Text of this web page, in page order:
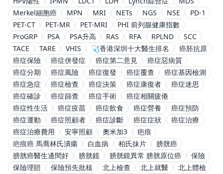
Merkel細胞癌
MPN MRI NETs NGS NSE
PD-1
PET-CT
PET-MR PET-MRI
PHI 前列腺健康指數
ProGRP
PSA PSA升高 RAS RFA RPLND
SCC
TACE
TARE VHIS 🩺香港深圳十大醫生排名
癌胚抗原
癌症保險
癌症併發症 癌症第二意見
癌症惡病質
癌症分期
癌症風險 癌症復發 癌症覆查
癌症基因檢測
癌症急症
癌症檢查 癌症決策 癌症康復者
癌症迷思
癌症確診
癌症篩查 癌症手術
癌症相關疲倦
癌症性生活
癌症疫苗 癌症飲食 癌症營養
癌症預防
癌症運動
癌症照顧者 癌症診斷 癌症症狀
癌症治療
癌症治療費用
安寧照顧 奧米加3
疤痕
疤痕癌 馬喬林氏潰瘍
白血病 柏氏抹片
膀胱癌
膀胱癌醫生邊間好
膀胱鏡 膀胱鏡異常 膀胱原位癌
保險
保險理賠
保險預先批核 北上檢查 北上就醫
北上體檢